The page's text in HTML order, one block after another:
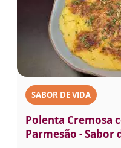
SABOR DE VIDA
Polenta Cremosa
Parmesão - Sabor